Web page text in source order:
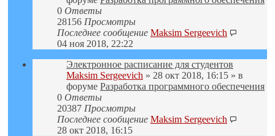
0 Ответы
28156 Просмотры
Последнее сообщение Maksim Sergeevich
04 ноя 2018, 22:22
Электронное расписание для студентов
Maksim Sergeevich » 28 окт 2018, 16:15 » в
форуме Разработка программного обеспечения
0 Ответы
20387 Просмотры
Последнее сообщение Maksim Sergeevich
28 окт 2018, 16:15